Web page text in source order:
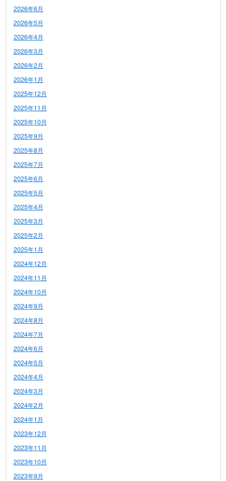
2026年6月
2026年5月
2026年4月
2026年3月
2026年2月
2026年1月
2025年12月
2025年11月
2025年10月
2025年9月
2025年8月
2025年7月
2025年6月
2025年5月
2025年4月
2025年3月
2025年2月
2025年1月
2024年12月
2024年11月
2024年10月
2024年9月
2024年8月
2024年7月
2024年6月
2024年5月
2024年4月
2024年3月
2024年2月
2024年1月
2023年12月
2023年11月
2023年10月
2023年9月